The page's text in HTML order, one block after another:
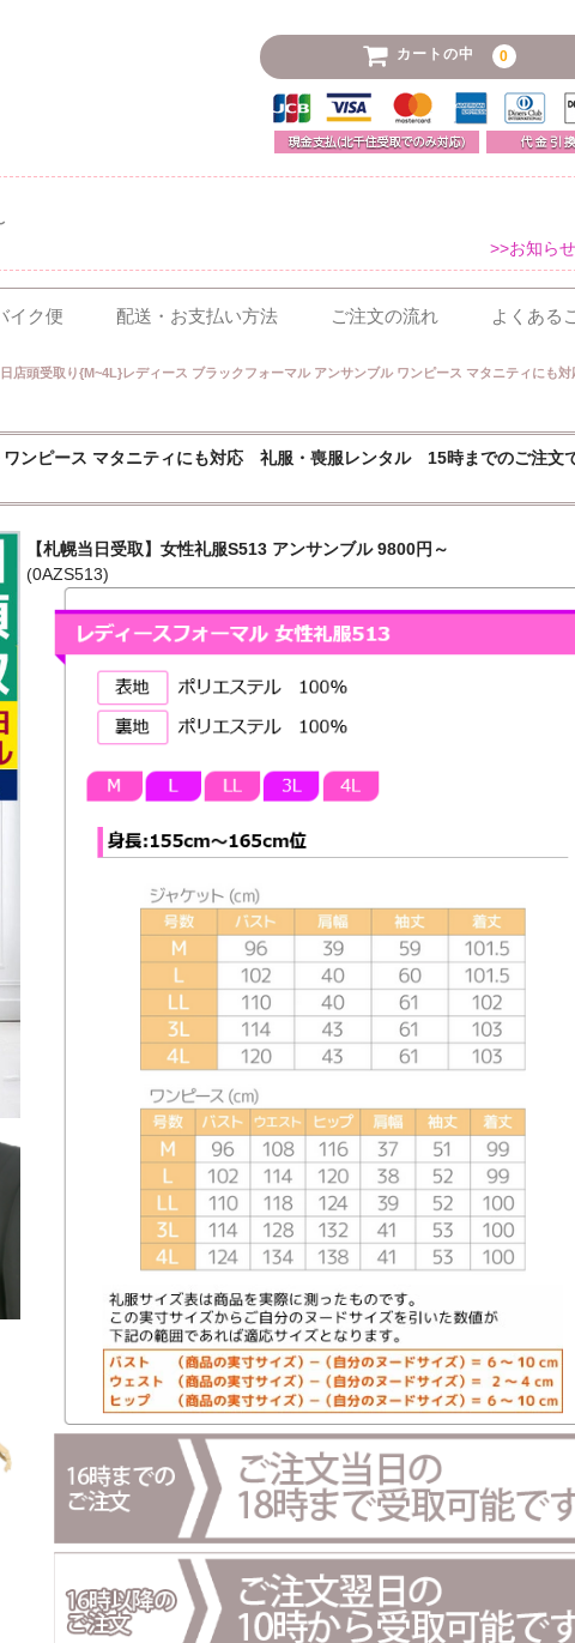
カートの中 0
>>お知ら
イク便 配送・お支払い方法 ご注文の流れ よくある
店頭受取り{M~4L}レディース ブラックフォーマル アンサンブル ワンピース マタニティにも
ンピース マタニティにも対応 礼服・喪服レンタル 15時までのご注文
【札幌当日受取】女性礼服S513 アンサンブル 9800円～
(0AZS513)